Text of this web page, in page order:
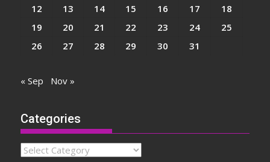
12
13 14 15 16 17
18
19
20 21 22 23 24
25
26
27 28 29 30 31
« Sep Nov »
Categories
Categories